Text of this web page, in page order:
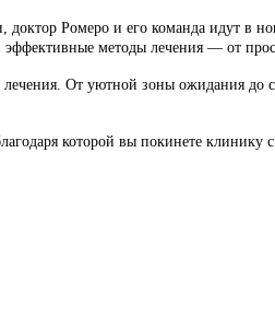
доктор Ромеро и его команда идут
методы лечения — от
От уютной зоны ожидания
которой вы покинете